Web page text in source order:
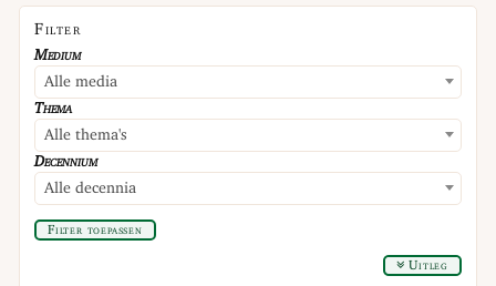
Filter
Medium
Alle media
Thema
Alle thema's
Decennium
Alle decennia
Filter toepassen
Uitleg